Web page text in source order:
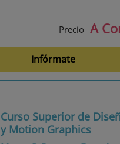
Precio A
Infórmate
Curso Superior de
y Motion Graphics